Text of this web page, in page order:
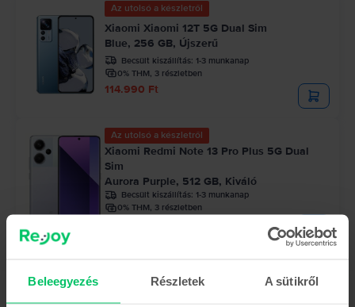
Beleegyezés Részletek A sütikről
Az utolsó a készletről
Xiaomi Xiaomi 12T 5G Dual Sim
Blue, 256 GB, Újszerű
Becsült kiszállítás: 1-3 munkanap
0% THM, 3 részletben
114.990 Ft
Az utolsó a készletről
Xiaomi Redmi Note 13 Pro Plus 5G Dual
Sim
Aurora Purple, 512 GB, Kiváló
Becsült kiszállítás: 1-3 munkanap
0% THM, 3 részletben